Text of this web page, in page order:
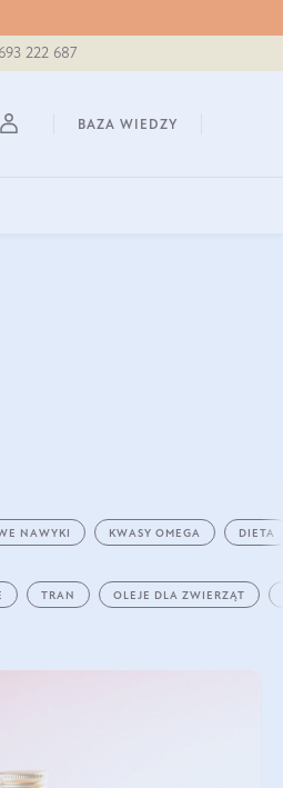
693 222 687
BAZA WIEDZY
NAWYKI KWASY OMEGA DIETA
TRAN OLEJE DLA ZWIERZĄT